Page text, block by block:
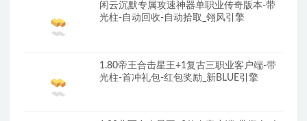
闲云沉默专属攻速神器单职业传奇版本-带
光柱-自动回收-自动拾取_翎风引擎
1.80帝王合击星王+1复古三职业客户端-带
光柱-首冲礼包-红包奖励_新BLUE引擎